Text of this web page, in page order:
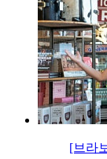
[브라